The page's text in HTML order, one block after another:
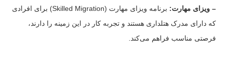
– ویزای مهارت:
برنامه ویزای مهارت (Skilled Migration) برای افرادی
که دارای مدرک هتلداری هستند و تجربه کار در این زمینه را دارند،
فرصتی مناسب فراهم می‌کند.